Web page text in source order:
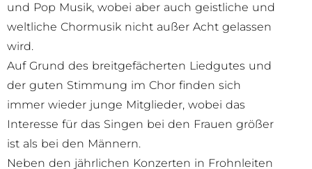
und Pop Musik, wobei aber auch geistliche und
weltliche Chormusik nicht außer Acht gelassen
wird.
Auf Grund des breitgefächerten Liedgutes und
der guten Stimmung im Chor finden sich
immer wieder junge Mitglieder, wobei das
Interesse für das Singen bei den Frauen größer
ist als bei den Männern.
Neben den jährlichen Konzerten in Frohnleiten